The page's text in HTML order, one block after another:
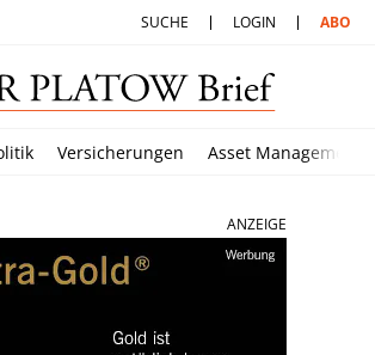
SUCHE LOGIN ABO
Versicherungen Asset Management
ANZEIGE